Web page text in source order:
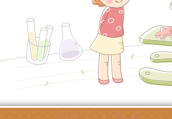
https://
明會」
制度宣導活
財團法人人
擬舉辦『教
孩-2026森
向AI對親子
桃園市八德
辦「桃園市
藝術才能音
有關本局製
站學生心理
桃園市平鎮